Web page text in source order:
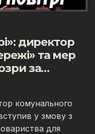
директор
та мер
за
комунального
у змову з
для